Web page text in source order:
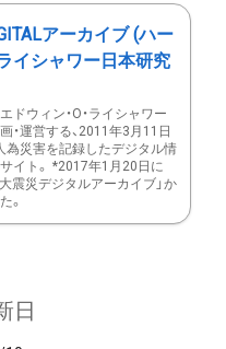
アーカイブ (ハー
イシャワー日本研究
ドウィン・O・ライシャワー
・運営する、2011年3月11日
為災害を記録したデジタル情
イト。 *2017年1月20日に
震災デジタルアーカイブ」か
。
日